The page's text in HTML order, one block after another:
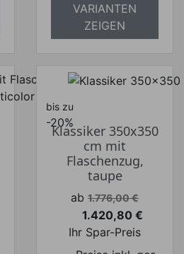
VARIANTEN
ZEIGEN
bis zu
-20%
Klassiker 350x350
cm mit
Flaschenzug,
taupe
Verkaufspreis
ab 1.776,00 €
Preis
1.420,80 €
Ihr Spar-Preis